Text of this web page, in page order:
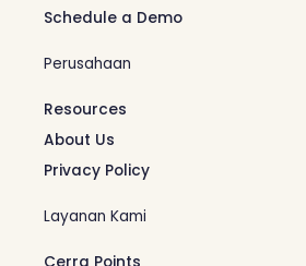
Schedule a Demo
Perusahaan
Resources
About Us
Privacy Policy
Layanan Kami